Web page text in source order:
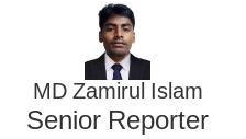
MD Zamirul Islam
Senior Reporter